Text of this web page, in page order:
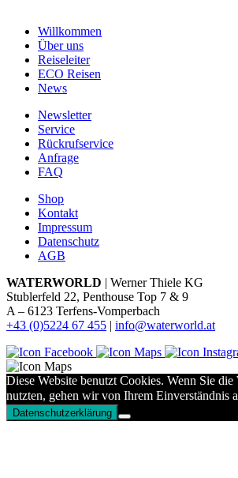
Willkommen
Über uns
Reiseleiter
ECO Reisen
News
Newsletter
Service
Rückrufservice
Anfrage
FAQ
Shop
Kontakt
Impressum
Datenschutz
AGB
WATERWORLD | Werner Thiele KG
Stublerfeld 22, Penthouse Top 7 & 9
A – 6123 Terfens-Vomperbach
+43 (0)5224 67 455 | info@waterworld.at
Diese Website benutzt Cookies. Wenn Sie die
nutzten, gehen wir von Ihrem Einverständnis
Datenschutzerklärung